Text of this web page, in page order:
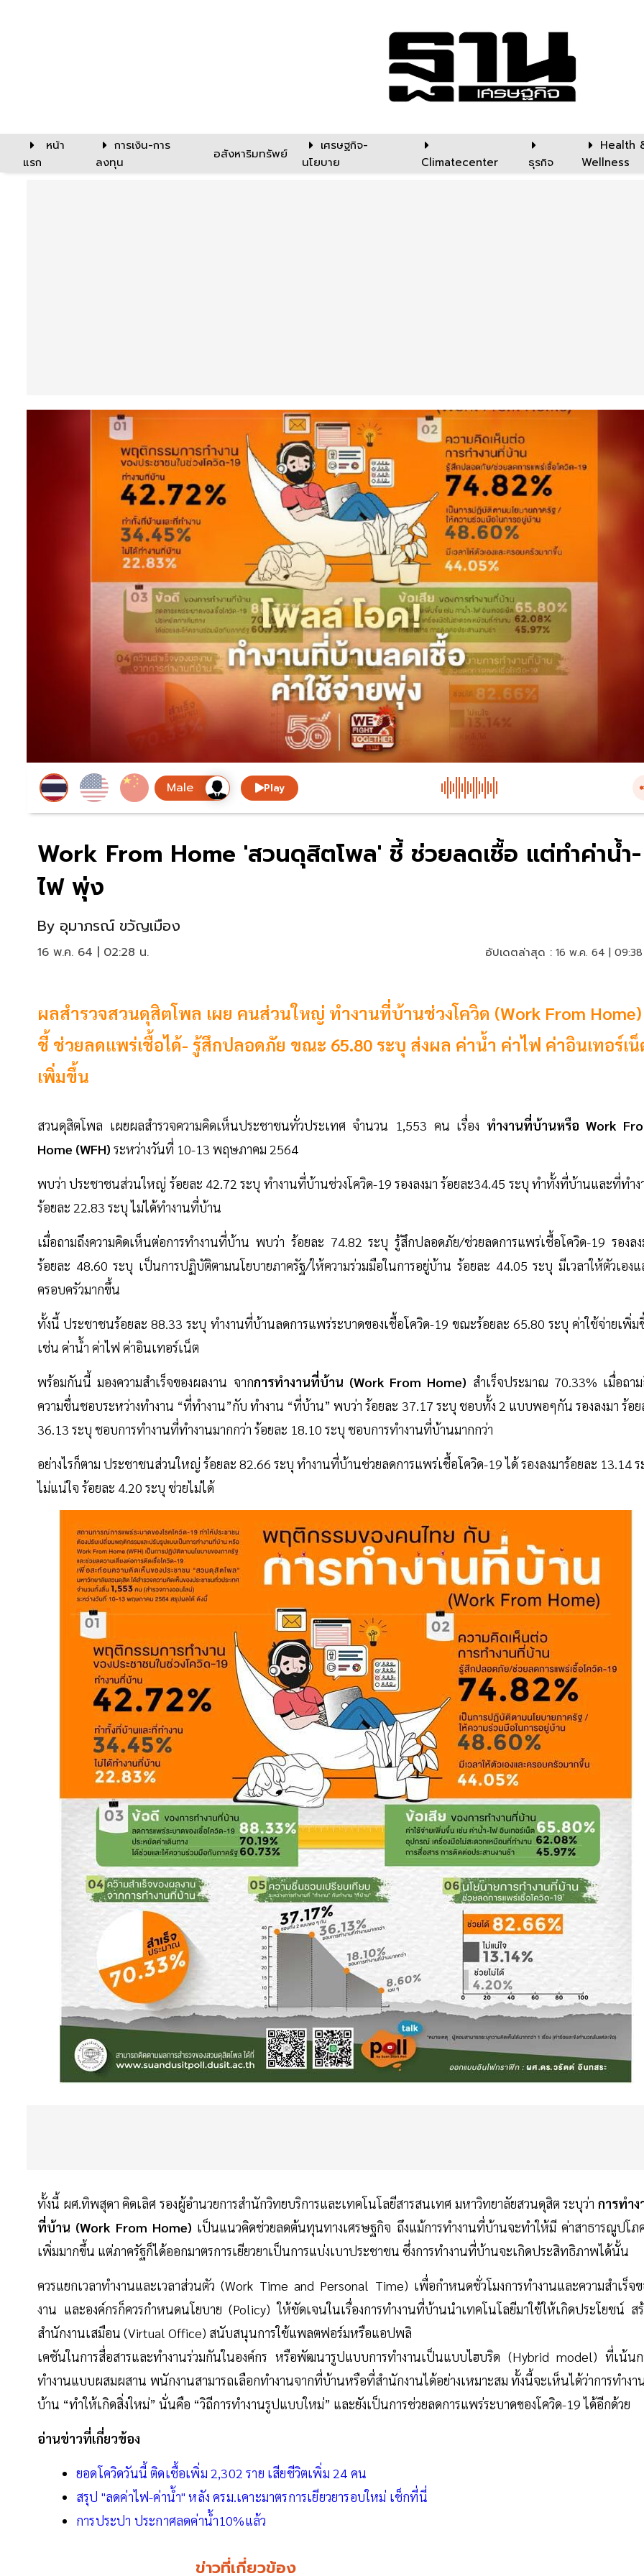
หน้า
แรก
การเงิน-การ
ลงทุน
อสังหาริมทรัพย์
เศรษฐกิจ-
นโยบาย
Climatecenter ธุรกิจ
Health
Wellness
Play
Work From Home 'สวนดุสิตโพล' ชี้ ช่วยลดเชื้อ แต่ทำค่าน้ำ-
ไฟ พุ่ง
By อุมาภรณ์ ขวัญเมือง
16 พ.ค. 64 | 02:28 น. อัปเดตล่าสุด : 16 พ.ค. 64 |
ผลสำรวจสวนดุสิตโพล เผย คนส่วนใหญ่ ทำงานที่บ้านช่วงโควิด (Work From Home)
ชี้ ช่วยลดแพร่เชื้อได้- รู้สึกปลอดภัย ขณะ 65.80 ระบุ ส่งผล ค่าน้ำ ค่าไฟ ค่าอินเทอร์เ
เพิ่มขึ้น
สวนดุสิตโพล เผยผลสำรวจความคิดเห็นประชาชนทั่วประเทศ จำนวน 1,553 คน เรื่อง ทำงานที่บ้านหรือ Work
Home (WFH) ระหว่างวันที่ 10-13 พฤษภาคม 2564
พบว่า ประชาชนส่วนใหญ่ ร้อยละ 42.72 ระบุ ทำงานที่บ้านช่วงโควิด-19 รองลงมา ร้อยละ34.45 ระบุ ทำทั้งที่บ้านและที่ทำง
ร้อยละ 22.83 ระบุ ไม่ได้ทำงานที่บ้าน
เมื่อถามถึงความคิดเห็นต่อการทำงานที่บ้าน พบว่า ร้อยละ 74.82 ระบุ รู้สึกปลอดภัย/ช่วยลดการแพร่เชื้อโควิด-19 รองลง
ร้อยละ 48.60 ระบุ เป็นการปฏิบัติตามนโยบายภาครัฐ/ให้ความร่วมมือในการอยู่บ้าน ร้อยละ 44.05 ระบุ มีเวลาให้ตัวเองแ
ครอบครัวมากขึ้น
ทั้งนี้ ประชาชนร้อยละ 88.33 ระบุ ทำงานที่บ้านลดการแพร่ระบาดของเชื้อโควิด-19 ขณะร้อยละ 65.80 ระบุ ค่าใช้จ่ายเพิ่ม
เช่น ค่าน้ำ ค่าไฟ ค่าอินเทอร์เน็ต
พร้อมกันนี้ มองความสำเร็จของผลงาน จากการทำงานที่บ้าน (Work From Home) สำเร็จประมาณ 70.33% เมื่อถาม
ความชื่นชอบระหว่างทำงาน “ที่ทำงาน”กับ ทำงาน “ที่บ้าน” พบว่า ร้อยละ 37.17 ระบุ ชอบทั้ง 2 แบบพอๆกัน รองลงมา ร้อย
36.13 ระบุ ชอบการทำงานที่ทำงานมากกว่า ร้อยละ 18.10 ระบุ ชอบการทำงานที่บ้านมากกว่า
อย่างไรก็ตาม ประชาชนส่วนใหญ่ ร้อยละ 82.66 ระบุ ทำงานที่บ้านช่วยลดการแพร่เชื้อโควิด-19 ได้ รองลงมาร้อยละ 13.14
ไม่แน่ใจ ร้อยละ 4.20 ระบุ ช่วยไม่ได้
ทั้งนี้ ผศ.ทิพสุดา คิดเลิศ รองผู้อำนวยการสำนักวิทยบริการและเทคโนโลยีสารสนเทศ มหาวิทยาลัยสวนดุสิต ระบุว่า การทำง
ที่บ้าน (Work From Home) เป็นแนวคิดช่วยลดต้นทุนทางเศรษฐกิจ ถึงแม้การทำงานที่บ้านจะทำให้มี ค่าสาธารณูปโภ
เพิ่มมากขึ้น แต่ภาครัฐก็ได้ออกมาตรการเยียวยาเป็นการแบ่งเบาประชาชน ซึ่งการทำงานที่บ้านจะเกิดประสิทธิภาพได้นั้น
ควรแยกเวลาทำงานและเวลาส่วนตัว (Work Time and Personal Time) เพื่อกำหนดชั่วโมงการทำงานและความสำเร็จข
งาน และองค์กรก็ควรกำหนดนโยบาย (Policy) ให้ชัดเจนในเรื่องการทำงานที่บ้านนำเทคโนโลยีมาใช้ให้เกิดประโยชน์ สร้
สำนักงานเสมือน (Virtual Office) สนับสนุนการใช้แพลตฟอร์มหรือแอปพลิ
เคชันในการสื่อสารและทำงานร่วมกันในองค์กร หรือพัฒนารูปแบบการทำงานเป็นแบบไฮบริด (Hybrid model) ที่เน้นก
ทำงานแบบผสมผสาน พนักงานสามารถเลือกทำงานจากที่บ้านหรือที่สำนักงานได้อย่างเหมาะสม ทั้งนี้จะเห็นได้ว่าการทำงา
บ้าน “ทำให้เกิดสิ่งใหม่” นั่นคือ “วิถีการทำงานรูปแบบใหม่” และยังเป็นการช่วยลดการแพร่ระบาดของโควิด-19 ได้อีกด้วย
อ่านข่าวที่เกี่ยวข้อง
ยอดโควิดวันนี้ ติดเชื้อเพิ่ม 2,302 ราย เสียชีวิตเพิ่ม 24 คน
สรุป "ลดค่าไฟ-ค่าน้ำ" หลัง ครม.เคาะมาตรการเยียวยารอบใหม่ เช็กที่นี่
การประปา ประกาศลดค่าน้ำ10%แล้ว
ข่าวที่เกี่ยวข้อง